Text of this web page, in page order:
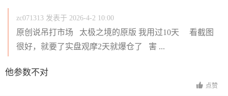
zc071313 发表于 2026-4-2 10:00
原创说吊打市场 太极之境的原版 我用过10天 看截图
很好，就要了实盘观摩2天就爆仓了 害 ...
他参数不对
点赞